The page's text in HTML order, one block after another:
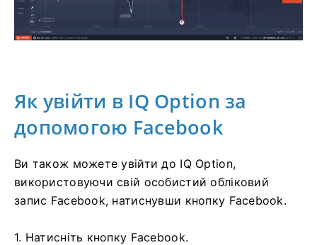
Як увійти в IQ Option за
допомогою Facebook
Ви також можете увійти до IQ Option,
використовуючи свій особистий обліковий
запис Facebook, натиснувши кнопку Facebook.
1. Натисніть кнопку Facebook.